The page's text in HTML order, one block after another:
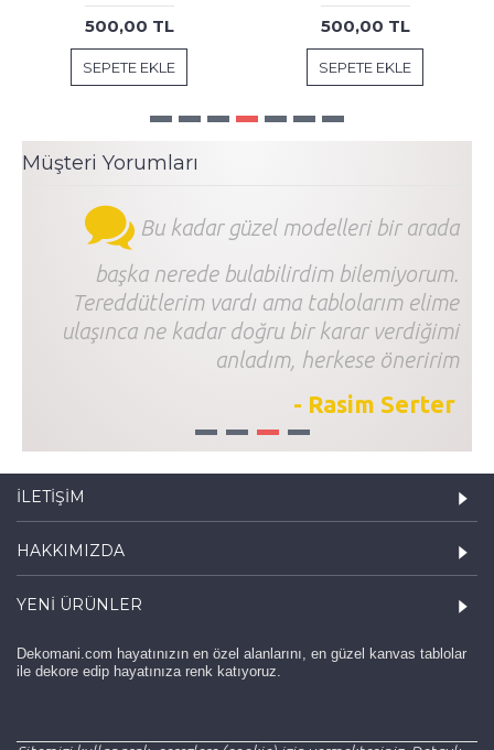
500,00 TL
SEPETE EKLE
500,00 TL
SEPETE EKLE
Müşteri Yorumları
Bu kadar güzel modelleri bir arada
başka nerede bulabilirdim bilemiyorum.
Tereddütlerim vardı ama tablolarım elime
ulaşınca ne kadar doğru bir karar verdiğimi
anladım, herkese öneririm
- Rasim Serter
1 2 3 4
İLETIŞIM
HAKKIMIZDA
YENI ÜRÜNLER
Dekomani.com hayatınızın en özel alanlarını, en güzel kanvas tablolar
ile dekore edip hayatınıza renk katıyoruz.